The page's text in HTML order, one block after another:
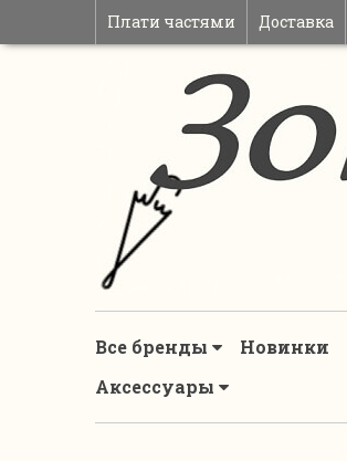
Плати частями Доставка
Все бренды Новинки
Аксессуары